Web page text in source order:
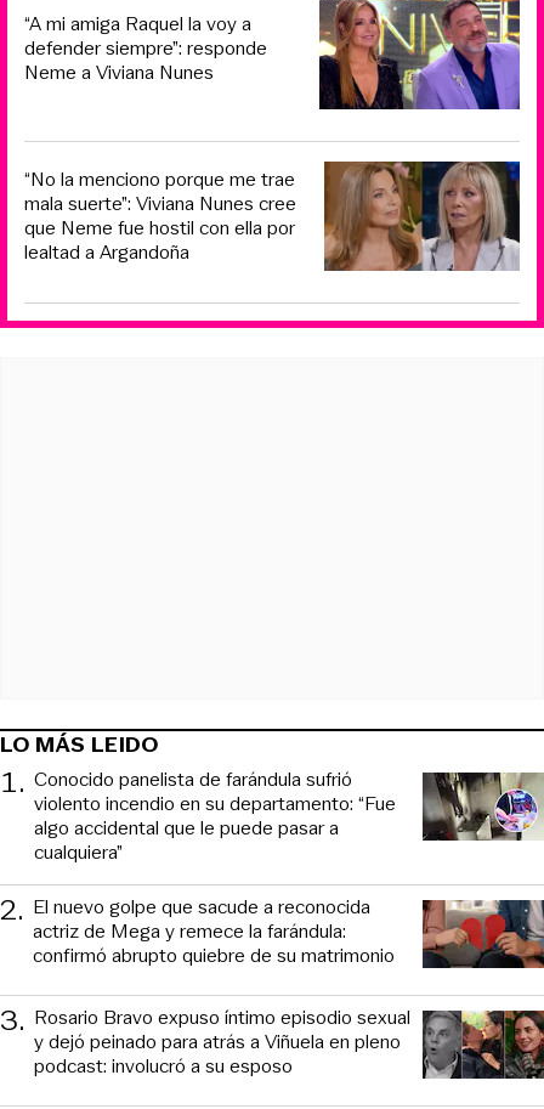
“A mi amiga Raquel la voy a
defender siempre”: responde
Neme a Viviana Nunes
“No la menciono porque me trae
mala suerte”: Viviana Nunes cree
que Neme fue hostil con ella por
lealtad a Argandoña
LO MÁS LEIDO
1. Conocido panelista de farándula sufrió
violento incendio en su departamento: “Fue
algo accidental que le puede pasar a
cualquiera”
2. El nuevo golpe que sacude a reconocida
actriz de Mega y remece la farándula:
confirmó abrupto quiebre de su matrimonio
3. Rosario Bravo expuso íntimo episodio sexual
y dejó peinado para atrás a Viñuela en pleno
podcast: involucró a su esposo